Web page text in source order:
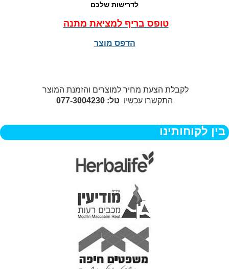
לדרישות שלכם
טופס בריף למציאת מתנה
הדפס מוצר
לקבלת הצעת מחיר למוצרים והזמנת המוצר
התקשרו עכשיו טל: 077-3004230
בין לקוחותינו